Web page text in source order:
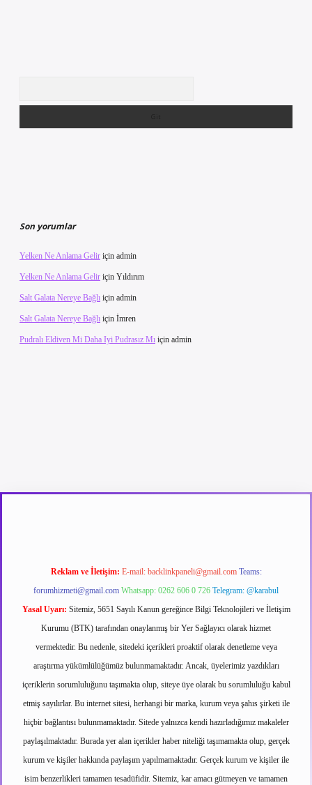
Son yorumlar
Yelken Ne Anlama Gelir için admin
Yelken Ne Anlama Gelir için Yıldırım
Salt Galata Nereye Bağlı için admin
Salt Galata Nereye Bağlı için İmren
Pudralı Eldiven Mi Daha Iyi Pudrasız Mı için admin
Reklam ve İletişim: E-mail: backlinkpaneli@gmail.com Teams:
forumhizmeti@gmail.com Whatsapp: 0262 606 0 726 Telegram: @karabul
Yasal Uyarı: Sitemiz, 5651 Sayılı Kanun gereğince Bilgi Teknolojileri ve İletişim
Kurumu (BTK) tarafından onaylanmış bir Yer Sağlayıcı olarak hizmet
vermektedir. Bu nedenle, sitedeki içerikleri proaktif olarak denetleme veya
araştırma yükümlülüğümüz bulunmamaktadır. Ancak, üyelerimiz yazdıkları
içeriklerin sorumluluğunu taşımakta olup, siteye üye olarak bu sorumluluğu kabul
etmiş sayılırlar. Bu internet sitesi, herhangi bir marka, kurum veya şahıs şirketi ile
hiçbir bağlantısı bulunmamaktadır. Sitede yalnızca kendi hazırladığımız makaleler
paylaşılmaktadır. Burada yer alan içerikler haber niteliği taşımamakta olup, gerçek
kurum ve kişiler hakkında paylaşım yapılmamaktadır. Gerçek kurum ve kişiler ile
isim benzerlikleri tamamen tesadüfidir. Sitemiz, kar amacı gütmeyen ve tamamen